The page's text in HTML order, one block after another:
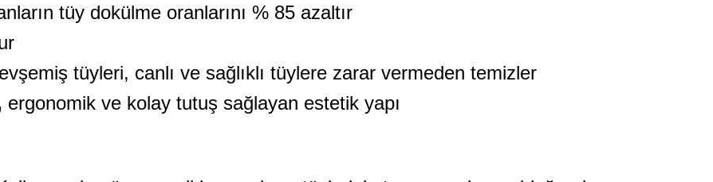
tüy dokülme oranlarını % 85 azaltır
tüyleri, canlı ve sağlıklı tüylere zarar vermeden temizler
ergonomik ve kolay tutuş sağlayan estetik yapı